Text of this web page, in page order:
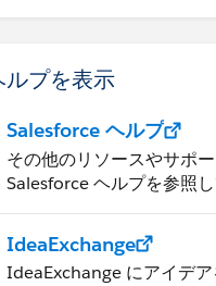
ルプを表示
Salesforce ヘルプ
その他のリソースやサポ
Salesforce ヘルプを参照し
IdeaExchange
IdeaExchange にアイデア